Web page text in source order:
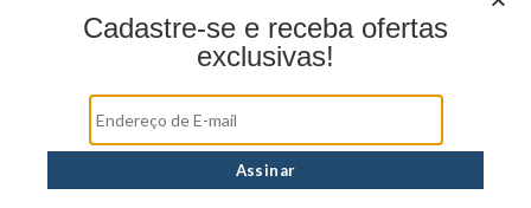
Estojo juvenil YS27099 Estojo juvenil YS27114
Cadastre-se e receba ofertas
exclusivas!